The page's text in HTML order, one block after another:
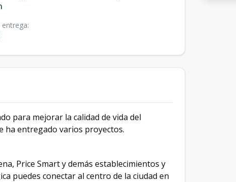
entrega:
para mejorar la calidad de vida del
ha entregado varios proyectos.
Price Smart y demás establecimientos y
puedes conectar al centro de la ciudad en